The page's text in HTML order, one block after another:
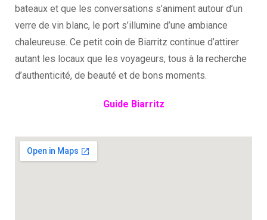
bateaux et que les conversations s’animent autour d’un
verre de vin blanc, le port s’illumine d’une ambiance
chaleureuse. Ce petit coin de Biarritz continue d’attirer
autant les locaux que les voyageurs, tous à la recherche
d’authenticité, de beauté et de bons moments.
Guide Biarritz